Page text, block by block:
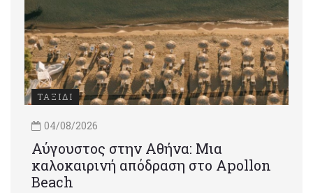
ΤΑΞΙΔΙ
04/08/2026
Αύγουστος στην Αθήνα: Μια
καλοκαιρινή απόδραση στο Apollon
Beach